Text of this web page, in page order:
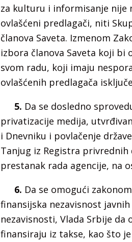
za kulturu i informisanje nije
ovlašćeni predlagači, niti
članova Saveta. Izmenom
izbora članova Saveta koji
svom radu, koji imaju
ovlašćenih predlagača
5. Da se dosledno
privatizacije medija,
i Dnevniku i povlačenje
Tanjug iz Registra
prestanak rada agencije, na
6. Da se omogući
finansijska nezavisnost
nezavisnosti, Vlada Srbije
finansiraju iz takse, kao što